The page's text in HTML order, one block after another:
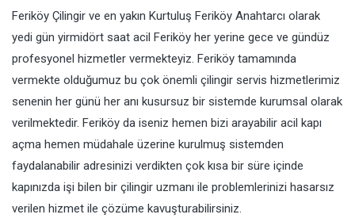
Feriköy Çilingir ve en yakın Kurtuluş Feriköy Anahtarcı olarak
yedi gün yirmidört saat acil Feriköy her yerine gece ve gündüz
profesyonel hizmetler vermekteyiz. Feriköy tamamında
vermekte olduğumuz bu çok önemli çilingir servis hizmetlerimiz
senenin her günü her anı kusursuz bir sistemde kurumsal olarak
verilmektedir. Feriköy da iseniz hemen bizi arayabilir acil kapı
açma hemen müdahale üzerine kurulmuş sistemden
faydalanabilir adresinizi verdikten çok kısa bir süre içinde
kapınızda işi bilen bir çilingir uzmanı ile problemlerinizi hasarsız
verilen hizmet ile çözüme kavuşturabilirsiniz.